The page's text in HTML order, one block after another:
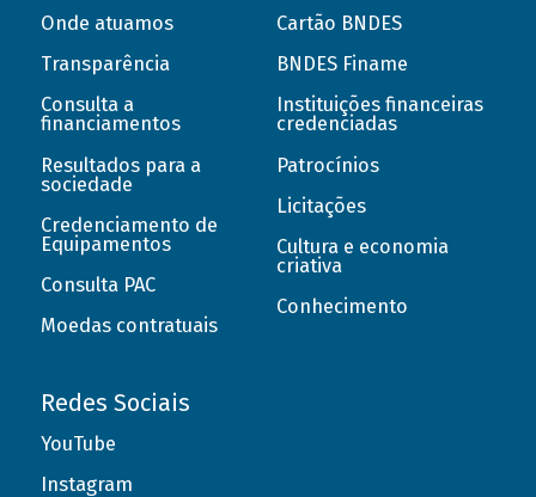
Onde atuamos
Transparência
Consulta a
financiamentos
Resultados para a
sociedade
Credenciamento de
Equipamentos
Consulta PAC
Moedas contratuais
Cartão BNDES
BNDES Finame
Instituições financeiras
credenciadas
Patrocínios
Licitações
Cultura e economia
criativa
Conhecimento
Redes Sociais
YouTube
Instagram